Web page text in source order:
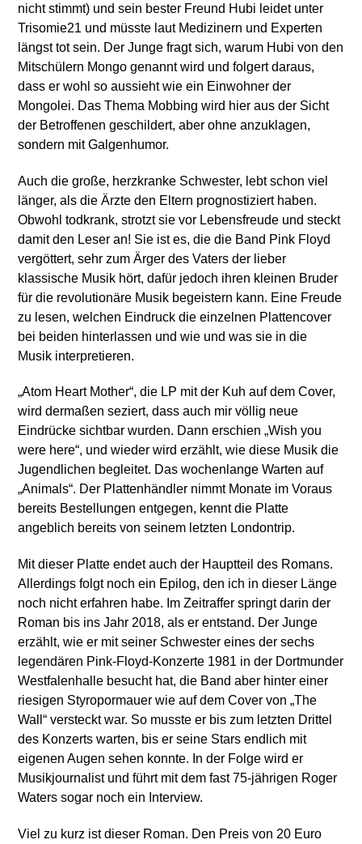
nicht stimmt) und sein bester Freund Hubi leidet unter
Trisomie21 und müsste laut Medizinern und Experten
längst tot sein. Der Junge fragt sich, warum Hubi von den
Mitschülern Mongo genannt wird und folgert daraus,
dass er wohl so aussieht wie ein Einwohner der
Mongolei. Das Thema Mobbing wird hier aus der Sicht
der Betroffenen geschildert, aber ohne anzuklagen,
sondern mit Galgenhumor.
Auch die große, herzkranke Schwester, lebt schon viel
länger, als die Ärzte den Eltern prognostiziert haben.
Obwohl todkrank, strotzt sie vor Lebensfreude und steckt
damit den Leser an! Sie ist es, die die Band Pink Floyd
vergöttert, sehr zum Ärger des Vaters der lieber
klassische Musik hört, dafür jedoch ihren kleinen Bruder
für die revolutionäre Musik begeistern kann. Eine Freude
zu lesen, welchen Eindruck die einzelnen Plattencover
bei beiden hinterlassen und wie und was sie in die
Musik interpretieren.
„Atom Heart Mother“, die LP mit der Kuh auf dem Cover,
wird dermaßen seziert, dass auch mir völlig neue
Eindrücke sichtbar wurden. Dann erschien „Wish you
were here“, und wieder wird erzählt, wie diese Musik die
Jugendlichen begleitet. Das wochenlange Warten auf
„Animals“. Der Plattenhändler nimmt Monate im Voraus
bereits Bestellungen entgegen, kennt die Platte
angeblich bereits von seinem letzten Londontrip.
Mit dieser Platte endet auch der Hauptteil des Romans.
Allerdings folgt noch ein Epilog, den ich in dieser Länge
noch nicht erfahren habe. Im Zeitraffer springt darin der
Roman bis ins Jahr 2018, als er entstand. Der Junge
erzählt, wie er mit seiner Schwester eines der sechs
legendären Pink-Floyd-Konzerte 1981 in der Dortmunder
Westfalenhalle besucht hat, die Band aber hinter einer
riesigen Styropormauer wie auf dem Cover von „The
Wall“ versteckt war. So musste er bis zum letzten Drittel
des Konzerts warten, bis er seine Stars endlich mit
eigenen Augen sehen konnte. In der Folge wird er
Musikjournalist und führt mit dem fast 75-jährigen Roger
Waters sogar noch ein Interview.
Viel zu kurz ist dieser Roman. Den Preis von 20 Euro